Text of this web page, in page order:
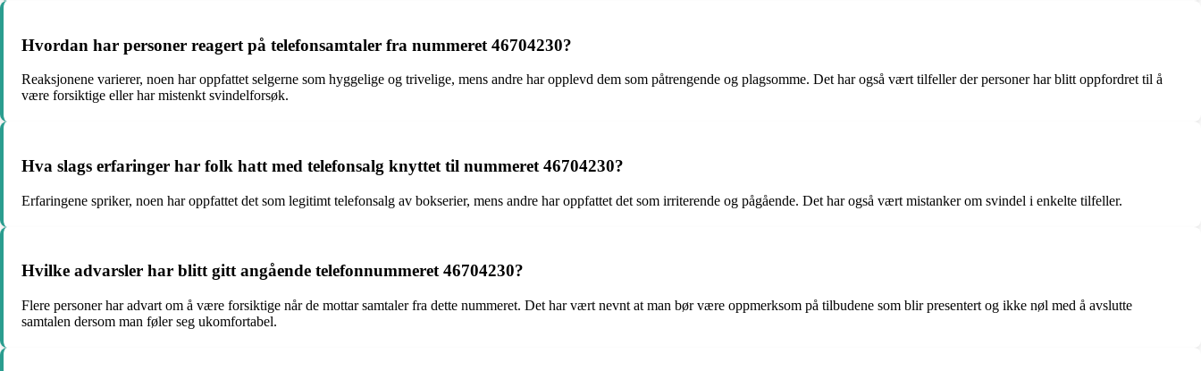
Hvordan har personer reagert på telefonsamtaler fra nummeret 46704230?
Reaksjonene varierer, noen har oppfattet selgerne som hyggelige og trivelige, mens andre har opplevd dem som påtrengende og plagsomme. Det har også vært tilfeller der personer har blitt oppfordret til å
være forsiktige eller har mistenkt svindelforsøk.
Hva slags erfaringer har folk hatt med telefonsalg knyttet til nummeret 46704230?
Erfaringene spriker, noen har oppfattet det som legitimt telefonsalg av bokserier, mens andre har oppfattet det som irriterende og pågående. Det har også vært mistanker om svindel i enkelte tilfeller.
Hvilke advarsler har blitt gitt angående telefonnummeret 46704230?
Flere personer har advart om å være forsiktige når de mottar samtaler fra dette nummeret. Det har vært nevnt at man bør være oppmerksom på tilbudene som blir presentert og ikke nøl med å avslutte
samtalen dersom man føler seg ukomfortabel.